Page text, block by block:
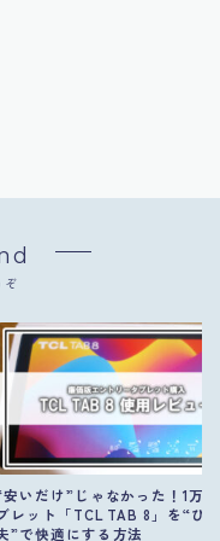
ぞ
安いだけ”じゃなかった！1万
レット「TCL TAB 8」を“ひ
”で快適にする方法